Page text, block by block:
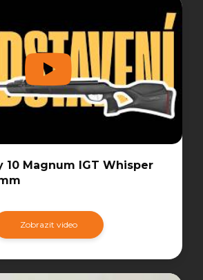
10 Magnum IGT Whisper
Zobrazit video